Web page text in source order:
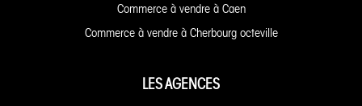
Commerce à vendre à Caen
Commerce à vendre à Cherbourg octeville
LES AGENCES